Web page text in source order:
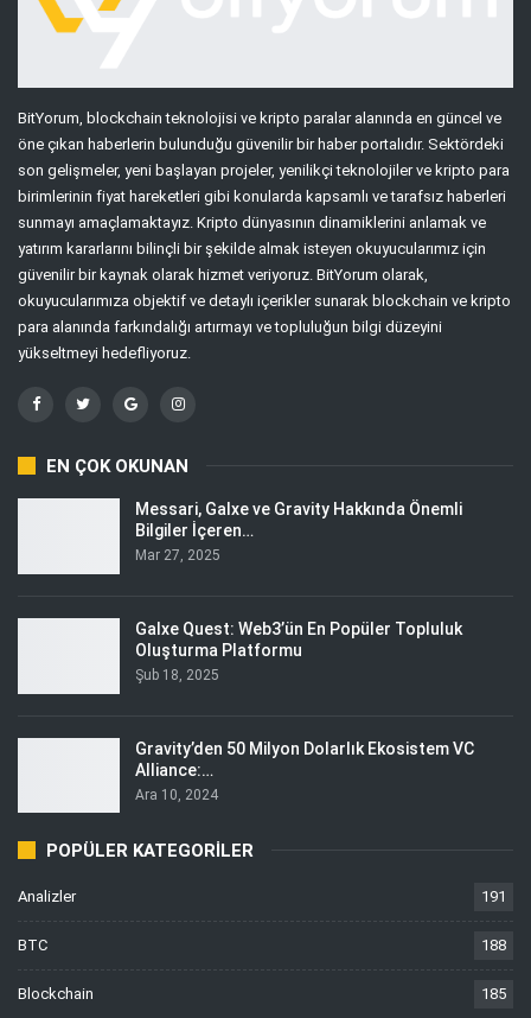
BitYorum, blockchain teknolojisi ve kripto paralar alanında en güncel ve
öne çıkan haberlerin bulunduğu güvenilir bir haber portalıdır. Sektördeki
son gelişmeler, yeni başlayan projeler, yenilikçi teknolojiler ve kripto para
birimlerinin fiyat hareketleri gibi konularda kapsamlı ve tarafsız haberleri
sunmayı amaçlamaktayız. Kripto dünyasının dinamiklerini anlamak ve
yatırım kararlarını bilinçli bir şekilde almak isteyen okuyucularımız için
güvenilir bir kaynak olarak hizmet veriyoruz. BitYorum olarak,
okuyucularımıza objektif ve detaylı içerikler sunarak blockchain ve kripto
para alanında farkındalığı artırmayı ve topluluğun bilgi düzeyini
yükseltmeyi hedefliyoruz.
EN ÇOK OKUNAN
Messari, Galxe ve Gravity Hakkında Önemli
Bilgiler İçeren…
Mar 27, 2025
Galxe Quest: Web3’ün En Popüler Topluluk
Oluşturma Platformu
Şub 18, 2025
Gravity’den 50 Milyon Dolarlık Ekosistem VC
Alliance:…
Ara 10, 2024
POPÜLER KATEGORILER
Analizler 191
BTC 188
Blockchain 185